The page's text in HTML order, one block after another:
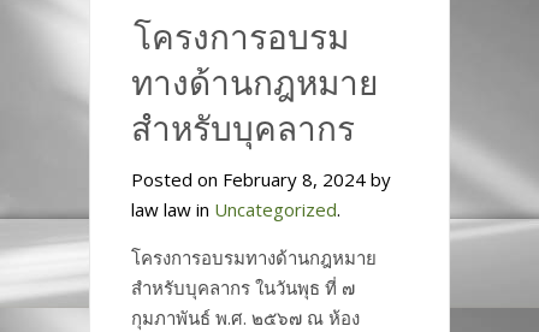
โครงการอบรม
ทางด้านกฎหมาย
สำหรับบุคลากร
Posted on February 8, 2024 by
law law in Uncategorized.
โครงการอบรมทางด้านกฎหมาย
สำหรับบุคลากร ในวันพุธ ที่ ๗
กุมภาพันธ์ พ.ศ. ๒๕๖๗ ณ ห้อง